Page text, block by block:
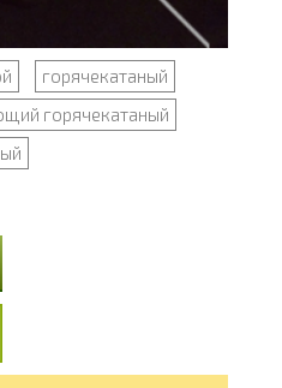
горячекатаный
горячекатаный